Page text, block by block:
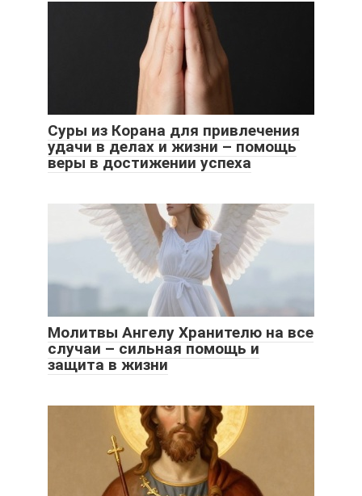
Суры из Корана для привлечения
удачи в делах и жизни – помощь
веры в достижении успеха
Молитвы Ангелу Хранителю на все
случаи – сильная помощь и
защита в жизни